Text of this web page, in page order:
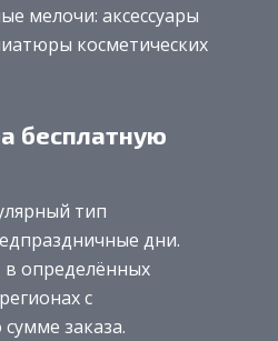
мелочи: аксессуары
косметических
бесплатную
тип
дни.
определённых
с
заказа.